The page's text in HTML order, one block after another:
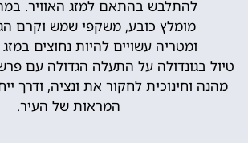
להתלבש בהתאם למזג האוויר.
מומלץ כובע, משקפי שמש וקרם
ומטריה עשויים להיות נחוצים במזג
טיול בגונדולה על התעלה הגדולה עם
מהנה וחינוכית לחקור את ונציה, ודרך
המראות של העיר.